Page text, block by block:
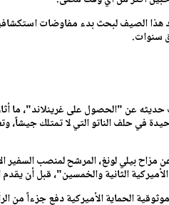
هذا الصيف لبحث بدء مفاوضات
سنوات.
حديثه عن "الحصول على غرينلاند"، ما
في حلف الناتو التي لا تمتلك جيشاً،
مزاح بيلي لونغ، المرشح لمنصب السفير
الثانية والخمسين"، قبل أن يقدم
الحماية الأميركية دفع جزءاً من